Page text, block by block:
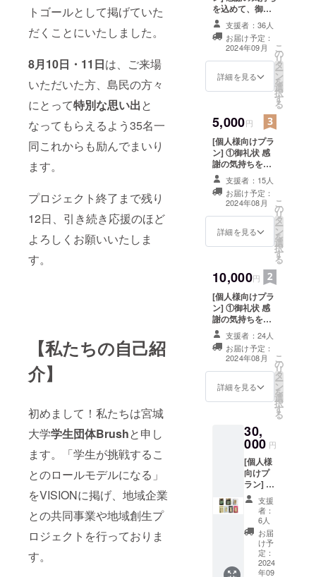
トゴールとして掲げていた
だくことにいたしました。
8月10日・11日は、ご来場
いただいた方、島民の方々
にとって特別な思い出と
なってもらえるよう35名一
同これからも励んでまいり
ます。
プロジェクト終了まで残り
12日、引き続き応援のほど
よろしくお願いいたしま
す。
【私たちの自己紹
介】
初めまして！私たちは宮城
大学学生団体Brushと申し
ます。「学生が挑戦するこ
とのロールモデルになる」
をVISIONに掲げ、地域企業
との共同事業や地域創生プ
ロジェクトを行っておりま
す。
を込めて、御礼
状を送付いたし
ます。支援者：36人
お届け予定：
2024年09月
詳細を見る
こ
の
リ
タ
ー
ン
を
選
択
す
る
5,000円
[個人様向けプラ
ン] ①御礼状 感
謝の気持ちを込
めて、御礼状の
送付いたしま
す。 ②スタン
ダード5品チケッ
ト(当日来られる
お客様向け) アイ
ご利用いただけ
る フード3 品＋
ドリンク2品のチ
ケットがつきま
す。 ※スタン
ダードチケット
では、浜焼き・
がんばる浦戸の
ル飲料は除きま
す。
支援者：15人
お届け予定：
2024年08月
詳細を見る
こ
の
リ
タ
ー
ン
を
選
択
す
る
10,000円
[個人様向けプラ
ン] ①御礼状 感
謝の気持ちを込
めて、御礼状の
送付いたしま
す。 ②プレミア
ム5品チケット
(当日来られるお
客様向け) アイラ
利用いただける
フード3 品＋ド
リンク2品のチ
ケットがつきま
ムチケットで
は、浜焼き・が
んばる浦戸の母
ちゃん会提供商
品・アルコール
飲料を含む、露
店販売全ての商
品でご利用いた
支援者：24人
お届け予定：
2024年08月
詳細を見る
こ
の
リ
タ
ー
ン
を
選
択
す
る
30,
000 円
[個人様
向けプ
ラン] 浦
戸諸島
名物ス
タン
ダード
セット
浦戸諸
島の奥
様方が
支援
者：
6人
お届
け予
定：
2024
年09